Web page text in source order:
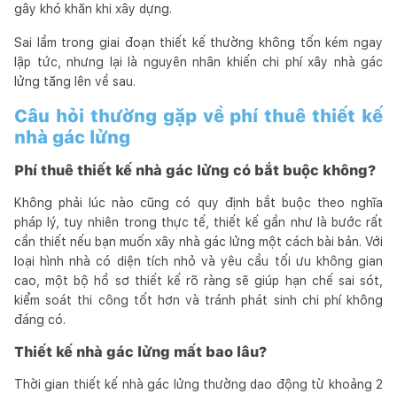
gây khó khăn khi xây dựng.
Sai lầm trong giai đoạn thiết kế thường không tốn kém ngay
lập tức, nhưng lại là nguyên nhân khiến chi phí xây nhà gác
lửng tăng lên về sau.
Câu hỏi thường gặp về phí thuê thiết kế
nhà gác lửng
Phí thuê thiết kế nhà gác lửng có bắt buộc không?
Không phải lúc nào cũng có quy định bắt buộc theo nghĩa
pháp lý, tuy nhiên trong thực tế, thiết kế gần như là bước rất
cần thiết nếu bạn muốn xây nhà gác lửng một cách bài bản. Với
loại hình nhà có diện tích nhỏ và yêu cầu tối ưu không gian
cao, một bộ hồ sơ thiết kế rõ ràng sẽ giúp hạn chế sai sót,
kiểm soát thi công tốt hơn và tránh phát sinh chi phí không
đáng có.
Thiết kế nhà gác lửng mất bao lâu?
Thời gian thiết kế nhà gác lửng thường dao động từ khoảng 2